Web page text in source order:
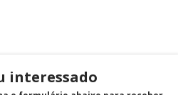
interessado